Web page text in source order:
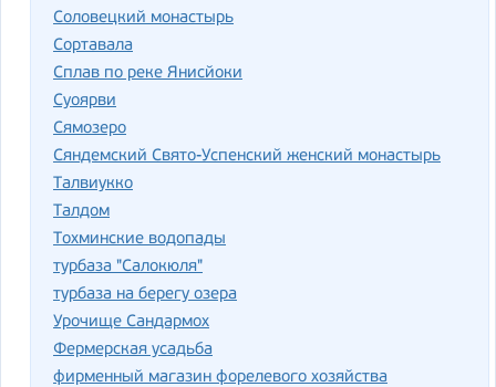
Соловецкий монастырь
Сортавала
Сплав по реке Янисйоки
Суоярви
Сямозеро
Сяндемский Свято-Успенский женский монастырь
Талвиукко
Талдом
Тохминские водопады
турбаза "Салокюля"
турбаза на берегу озера
Урочище Сандармох
Фермерская усадьба
фирменный магазин форелевого хозяйства